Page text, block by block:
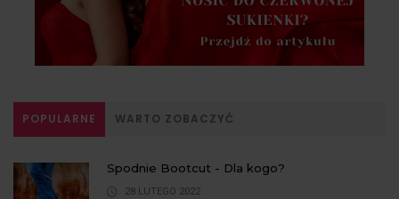
POPULARNE WARTO ZOBACZYĆ
Spodnie Bootcut - Dla kogo?
28 LUTEGO 2022